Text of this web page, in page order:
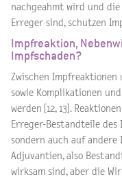
nachgeahmt wird und
Erreger sind, schützen
Impfreaktion,
Impfschaden?
Zwischen
sowie Komplikationen
werden [12, 13].
Erreger-Bestandteile des
sondern auch auf andere
Adjuvantien, also
wirksam sind, aber die